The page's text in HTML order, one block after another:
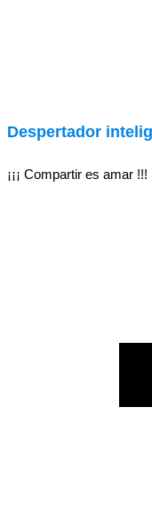
Despertador
¡¡¡ Compartir es amar !!!